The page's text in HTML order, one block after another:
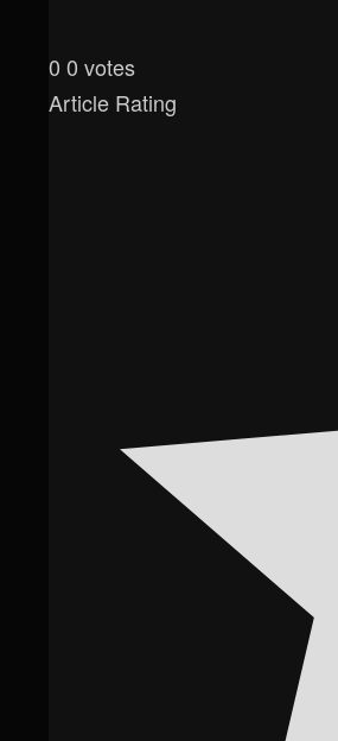
0 0 votes
Article Rating